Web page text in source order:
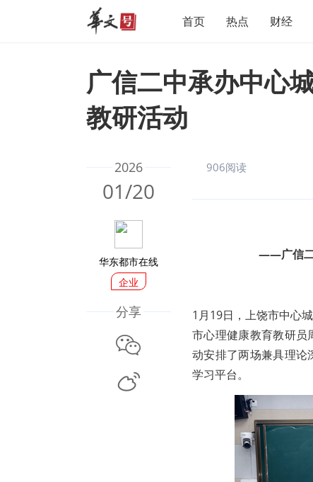
首页 热点 财经
广信二中承办中心
教研活动
2026
01/20
华东都市在线
企业
分享
906阅读
——广信二
1月19日，上饶市中心
市心理健康教育教研员
动安排了两场兼具理论
学习平台。